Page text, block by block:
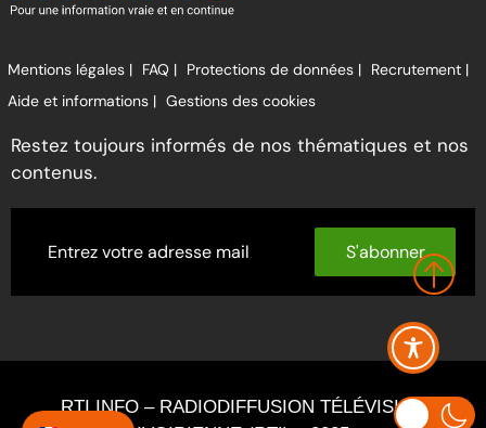
Mentions légales | FAQ | Protections de données | Recrutement |
Aide et informations | Gestions des cookies
Restez toujours informés de nos thématiques et nos
contenus.
S'abonner
RTI INFO – RADIODIFFUSION TÉLÉVISION